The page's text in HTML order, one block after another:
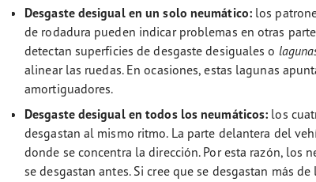
Desgaste desigual en un solo neumático:los
de rodadura pueden indicar problemas en otras
detectan superficies de desgaste desiguales o
alinear las ruedas. En ocasiones, estas lagunas
amortiguadores.
Desgaste desigual en todos los neumáticos: los
desgastan al mismo ritmo. La parte delantera del
donde se concentra la dirección. Por esta razón, los
se desgastan antes. Si cree que se desgastan más